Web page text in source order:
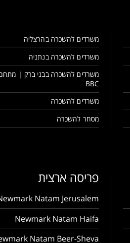
משרדים להשכרה בהרצליה
משרדים להשכרה בנתניה
משרדים להשכרה בבני ברק |
BBC
משרדים להשכרה
מסחר להשכרה
פריסה ארצית
Natam Jerusalem
Newmark Natam Haifa
Natam Beer-Sheva